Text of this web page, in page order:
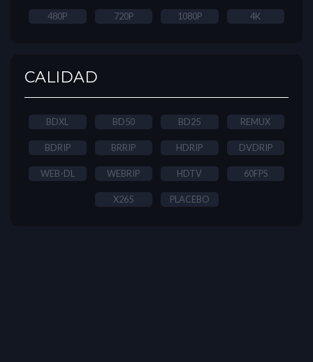
480P 720P 1080P 4K
CALIDAD
BDXL BD50 BD25 REMUX
BDRIP BRRIP HDRIP DVDRIP
WEB-DL WEBRIP HDTV 60FPS
X265 PLACEBO